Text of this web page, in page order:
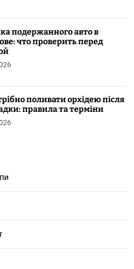
подержанного авто в
что проверить перед
поливати орхідею після
правила та терміни